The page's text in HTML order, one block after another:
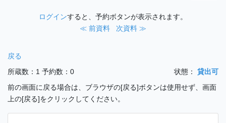
ログインすると、予約ボタンが表示されます。
≪ 前資料
次資料 ≫
戻る
所蔵数：1 予約数：0 状態：
貸出可
前の画面に戻る場合は、ブラウザの[戻る]ボタンは使用せず、画面
上の[戻る]をクリックしてください。